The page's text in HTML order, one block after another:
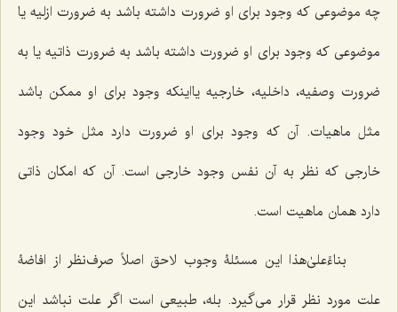
چه موضوعی که وجود برای او ضرورت داشته باشد به ضرورت ازلیه یا
موضوعی که وجود برای او ضرورت داشته باشد به ضرورت ذاتیه یا به
ضرورت وصفیه، داخلیه، خارجیه یااینکه وجود برای او ممکن باشد
مثل ماهیات. آن که وجود برای او ضرورت دارد مثل خود وجود
خارجی که نظر به آن نفس وجود خارجی است. آن که امکان ذاتی
دارد همان ماهیت است.
بناءً‌علیٰ‌هذا این مسئلۀ وجوب لاحق اصلاً صرف‌نظر از افاضۀ
علت مورد نظر قرار می‌گیرد. بله، طبیعی است اگر علت نباشد این